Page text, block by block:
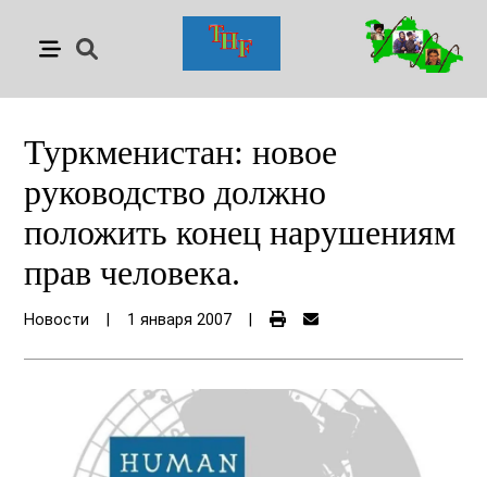
Туркменистан: новое
руководство должно
положить конец нарушениям
прав человека.
Новости 1 января 2007